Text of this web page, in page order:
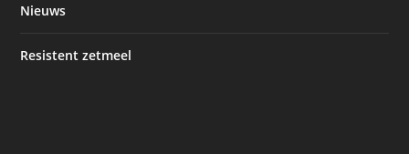
Nieuws
Resistent zetmeel